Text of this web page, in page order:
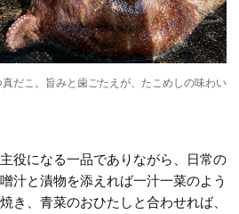
だこ。旨みと歯ごたえが、たこめしの味わい
役になる一品でありながら、日常の
汁と漬物を添えれば一汁一菜のよう
き、青菜のおひたしと合わせれば、